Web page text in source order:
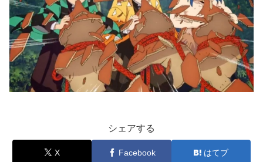
シェアする
X Facebook はてブ